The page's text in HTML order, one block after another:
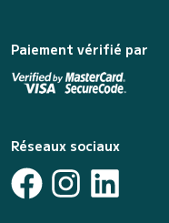
Paiement vérifié par
Réseaux sociaux